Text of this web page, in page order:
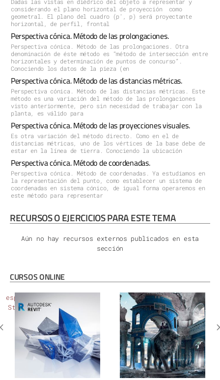
considerando el plano horizontal de proyección como
geometral. El plano del cuadro (p’, p) será proyectante
horizontal, de perfil, frontal
Perspectiva cónica. Método de las prolongaciones.
Perspectiva cónica. Método de las prolongaciones. Otra
denominación de éste método es “método de intersección entre
horizontales y determinación de puntos de concurso”.
Conociendo los datos de la pieza (en
Perspectiva cónica. Método de las distancias métricas.
Perspectiva cónica. Método de las distancias métricas. Este
método es una variación del método de las prolongaciones
visto anteriormente, pero sin necesidad de trabajar con la
planta, es válido para
Perspectiva cónica. Método de las proyecciones visuales.
Es otra variación del método directo. Como en el de
distancias métricas, uno de los vértices de la base debe de
estar en la línea de tierra. Conociendo la ubicación
Perspectiva cónica. Método de coordenadas.
Perspectiva cónica. Método de coordenadas. Ya estudiamos en
la representación del punto, como establecer un sistema de
coordenadas en sistema cónico, de igual forma operaremos en
este método para representar
RECURSOS O EJERCICIOS PARA ESTE TEMA
Aún no hay recursos externos publicados en esta
sección
CURSOS ONLINE